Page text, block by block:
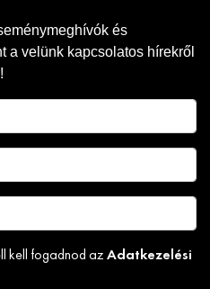
és
a velünk kapcsolatos hírekről
kell fogadnod az Adatkezelési